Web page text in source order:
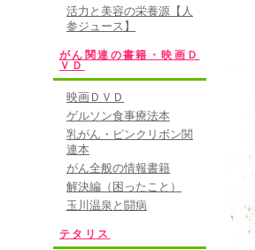
活力と美容の栄養源【人
参ジュース】
がん関連の書籍・映画Ｄ
ＶＤ
映画ＤＶＤ
ゲルソン食事療法本
乳がん・ピンクリボン関
連本
がん全般の情報書籍
解決編（困ったこと）
玉川温泉と闘病
テタリス